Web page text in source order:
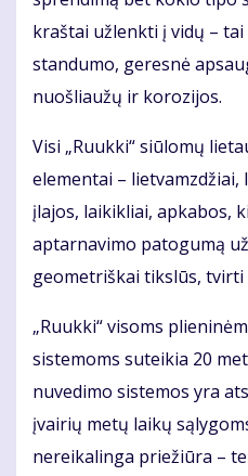
kraštai užlenkti į vidų –
standumo, geresnė
nuošliaužų ir korozijos.
Visi „Ruukki“ siūlomų
elementai –
įlajos, laikikliai, apkabos,
aptarnavimo patogumą
geometriškai tikslūs,
„Ruukki“ visoms
sistemoms suteikia 20
nuvedimo sistemos yra
įvairių metų laikų
nereikalinga priežiūra –